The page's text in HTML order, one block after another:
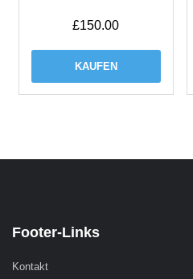
£150.00
KAUFEN
Footer-Links
Kontakt